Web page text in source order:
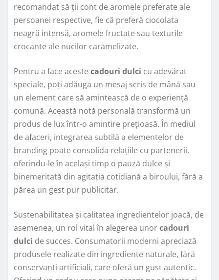
recomandat să ții cont de aromele preferate ale
persoanei respective, fie că preferă ciocolata
neagră intensă, aromele fructate sau texturile
crocante ale nucilor caramelizate.
Pentru a face aceste cadouri dulci cu adevărat
speciale, poți adăuga un mesaj scris de mână sau
un element care să amintească de o experiență
comună. Această notă personală transformă un
produs de lux într-o amintire prețioasă. În mediul
de afaceri, integrarea subtilă a elementelor de
branding poate consolida relațiile cu partenerii,
oferindu-le în același timp o pauză dulce și
binemeritată din agitația cotidiană a biroului, fără a
părea un gest pur publicitar.
Sustenabilitatea și calitatea ingredientelor joacă, de
asemenea, un rol vital în alegerea unorcadouri
dulci de succes. Consumatorii moderni apreciază
produsele realizate din ingrediente naturale, fără
conservanți artificiali, care oferă un gust autentic.